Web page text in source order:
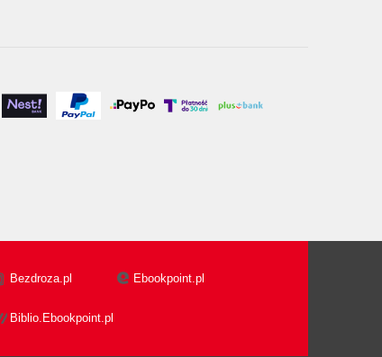
Bezdroza.pl Ebookpoint.pl
Biblio.Ebookpoint.pl